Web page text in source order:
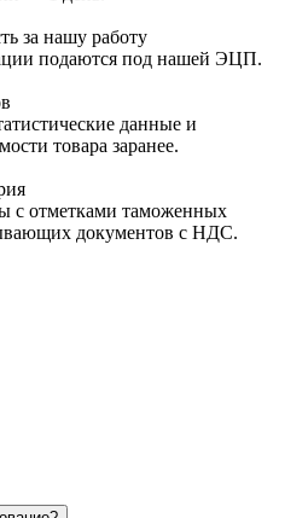
за нашу работу
подаются под нашей ЭЦП.
данные и
товара заранее.
с отметками таможенных
документов с НДС.